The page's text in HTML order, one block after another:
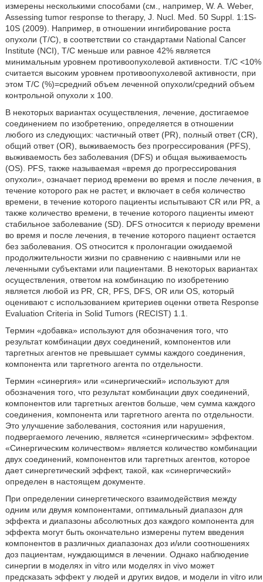
измерены несколькими способами (см., например, W. A. Weber,
Assessing tumor response to therapy, J. Nucl. Med. 50 Suppl. 1:1S-
10S (2009). Например, в отношении ингибирование роста
опухоли (Т/С), в соответствии со стандартами National Cancer
Institute (NCI), Т/С меньше или равное 42% является
минимальным уровнем противоопухолевой активности. Т/С <10%
считается высоким уровнем противоопухолевой активности, при
этом T/C (%)=средний объем леченной опухоли/средний объем
контрольной опухоли x 100.
В некоторых вариантах осуществления, лечение, достигаемое
соединением по изобретению, определяется в отношении
любого из следующих: частичный ответ (PR), полный ответ (CR),
общий ответ (OR), выживаемость без прогрессирования (PFS),
выживаемость без заболевания (DFS) и общая выживаемость
(OS). PFS, также называемая «время до прогрессирования
опухоли», означает период времени во время и после лечения, в
течение которого рак не растет, и включает в себя количество
времени, в течение которого пациенты испытывают CR или PR, а
также количество времени, в течение которого пациенты имеют
стабильное заболевание (SD). DFS относится к периоду времени
во время и после лечения, в течение которого пациент остается
без заболевания. OS относится к пролонгации ожидаемой
продолжительности жизни по сравнению с наивными или не
леченными субъектами или пациентами. В некоторых вариантах
осуществления, ответом на комбинацию по изобретению
является любой из PR, CR, PFS, DFS, OR или OS, который
оценивают с использованием критериев оценки ответа Response
Evaluation Criteria in Solid Tumors (RECIST) 1.1.
Термин «добавка» используют для обозначения того, что
результат комбинации двух соединений, компонентов или
таргетных агентов не превышает суммы каждого соединения,
компонента или таргетного агента по отдельности.
Термин «синергия» или «синергический» используют для
обозначения того, что результат комбинации двух соединений,
компонентов или таргетных агентов больше, чем сумма каждого
соединения, компонента или таргетного агента по отдельности.
Это улучшение заболевания, состояния или нарушения,
подвергаемого лечению, является «синергическим» эффектом.
«Синергическим количеством» является количество комбинации
двух соединений, компонентов или таргетных агентов, которое
дает синергетический эффект, такой, как «синергический»
определен в настоящем документе.
При определении синергетического взаимодействия между
одним или двумя компонентами, оптимальный диапазон для
эффекта и диапазоны абсолютных доз каждого компонента для
эффекта могут быть окончательно измерены путем введения
компонентов в различных диапазонах доз и/или соотношениях
доз пациентам, нуждающимся в лечении. Однако наблюдение
синергии в моделях in vitro или моделях in vivo может
предсказать эффект у людей и других видов, и модели in vitro или